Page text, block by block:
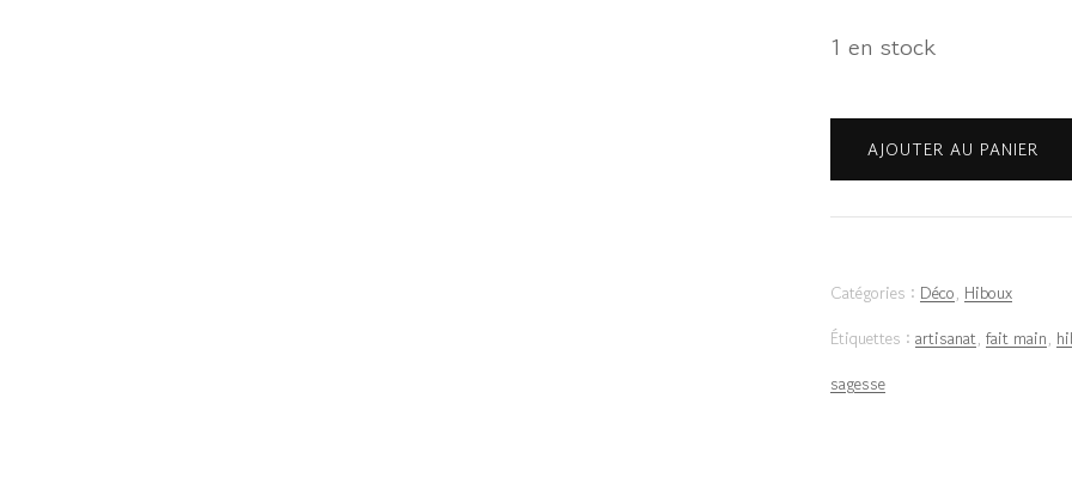
1 en stock
quantité
de
Hibou
Bordeaux
Doré
AJOUTER AU PANIER
Catégories : Déco, Hiboux
Étiquettes : artisanat, fait main,
sagesse